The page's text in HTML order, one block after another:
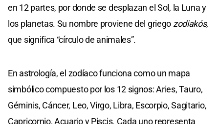
en 12 partes, por donde se desplazan el Sol, la Luna y
los planetas. Su nombre proviene del griego zodiakós,
que significa “círculo de animales”.
En astrología, el zodíaco funciona como un mapa
simbólico compuesto por los 12 signos: Aries, Tauro,
Géminis, Cáncer, Leo, Virgo, Libra, Escorpio, Sagitario,
Capricornio, Acuario y Piscis. Cada uno representa